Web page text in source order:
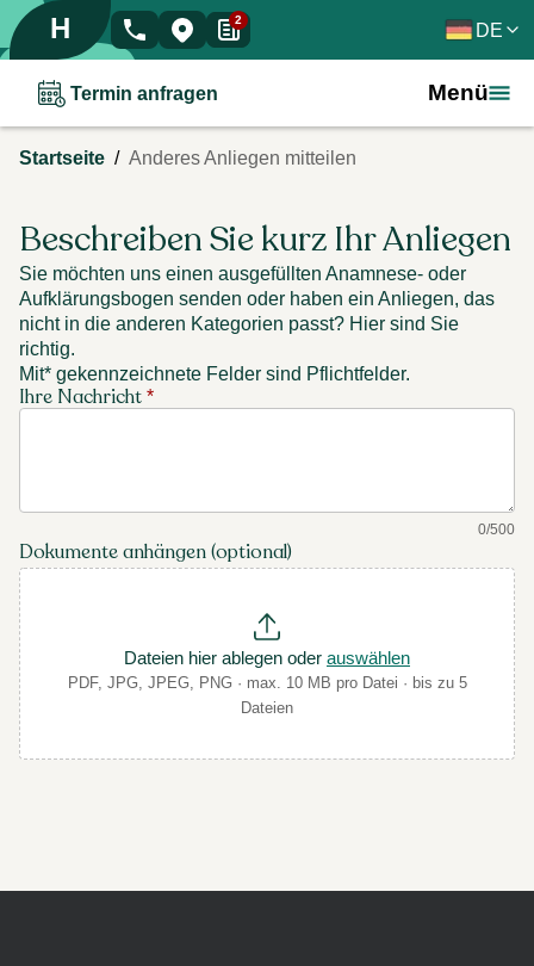
H 2 DE
Termin anfragen Menü
Startseite / Anderes Anliegen mitteilen
Beschreiben Sie kurz Ihr Anliegen
Sie möchten uns einen ausgefüllten Anamnese- oder
Aufklärungsbogen senden oder haben ein Anliegen, das
nicht in die anderen Kategorien passt? Hier sind Sie
richtig.
Mit* gekennzeichnete Felder sind Pflichtfelder.
Ihre Nachricht *
0/500
Dokumente anhängen (optional)
Dateien hier ablegen oder auswählen
PDF, JPG, JPEG, PNG · max. 10 MB pro Datei · bis zu 5
Dateien